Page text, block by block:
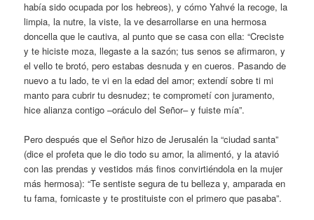
había sido ocupada por los hebreos), y cómo Yahvé la recoge, la
limpia, la nutre, la viste, la ve desarrollarse en una hermosa
doncella que le cautiva, al punto que se casa con ella: “Creciste
y te hiciste moza, llegaste a la sazón; tus senos se afirmaron, y
el vello te brotó, pero estabas desnuda y en cueros. Pasando de
nuevo a tu lado, te vi en la edad del amor; extendí sobre ti mi
manto para cubrir tu desnudez; te comprometí con juramento,
hice alianza contigo –oráculo del Señor– y fuiste mía”.
Pero después que el Señor hizo de Jerusalén la “ciudad santa”
(dice el profeta que le dio todo su amor, la alimentó, y la atavió
con las prendas y vestidos más finos convirtiéndola en la mujer
más hermosa): “Te sentiste segura de tu belleza y, amparada en
tu fama, fornicaste y te prostituiste con el primero que pasaba”.